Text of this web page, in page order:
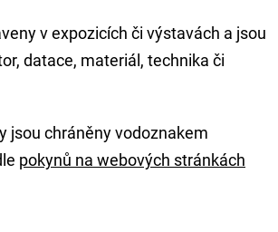
v expozicích či výstavách a jsou
datace, materiál, technika či
jsou chráněny vodoznakem
pokynů na webových stránkách